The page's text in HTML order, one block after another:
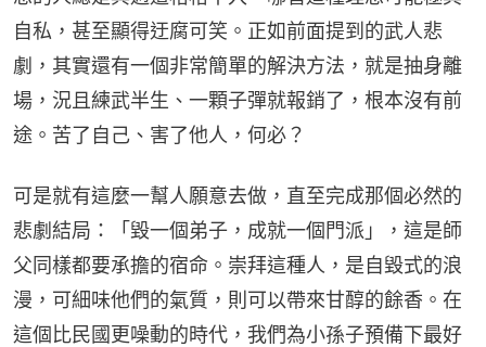
自私，甚至顯得迂腐可笑。正如前面提到的武人悲
劇，其實還有一個非常簡單的解決方法，就是抽身離
場，況且練武半生、一顆子彈就報銷了，根本沒有前
途。苦了自己、害了他人，何必？
可是就有這麼一幫人願意去做，直至完成那個必然的
悲劇結局：「毀一個弟子，成就一個門派」，這是師
父同樣都要承擔的宿命。崇拜這種人，是自毀式的浪
漫，可細味他們的氣質，則可以帶來甘醇的餘香。在
這個比民國更噪動的時代，我們為小孫子預備下最好